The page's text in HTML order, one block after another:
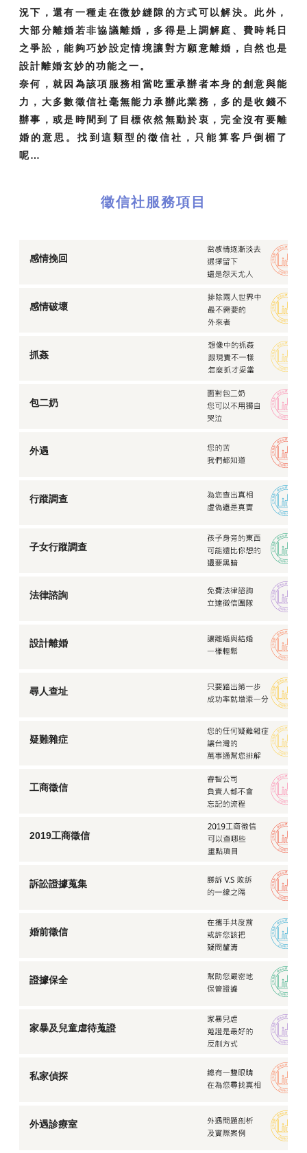
況下，還有一種走在微妙縫隙的方式可以解決。此外，
大部分離婚若非協議離婚，多得是上調解庭、費時耗日
之爭訟，能夠巧妙設定情境讓對方願意離婚，自然也是
設計離婚玄妙的功能之一。
奈何，就因為該項服務相當吃重承辦者本身的創意與能
力，大多數徵信社毫無能力承辦此業務，多的是收錢不
辦事，或是時間到了目標依然無動於衷，完全沒有要離
婚的意思。找到這類型的徵信社，只能算客戶倒楣了
呢…
徵信社服務項目
感情挽回
感情破壞
抓姦
包二奶
外遇
行蹤調查
子女行蹤調查
法律諮詢
設計離婚
尋人查址
疑難雜症
工商徵信
2019工商徵信
訴訟證據蒐集
婚前徵信
證據保全
家暴及兒童虐待蒐證
私家偵探
外遇診療室